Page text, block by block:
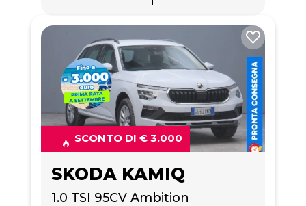
SCONTO DI € 3.000
SKODA KAMIQ
1.0 TSI 95CV Ambition